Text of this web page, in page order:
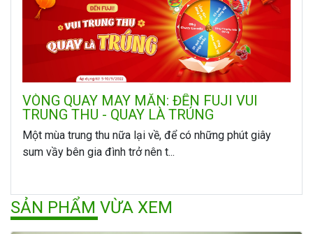
VÒNG QUAY MAY MẮN: ĐẾN FUJI VUI
TRUNG THU - QUAY LÀ TRÚNG
Một mùa trung thu nữa lại về, để có những phút giây
sum vầy bên gia đình trở nên t...
SẢN PHẨM VỪA XEM